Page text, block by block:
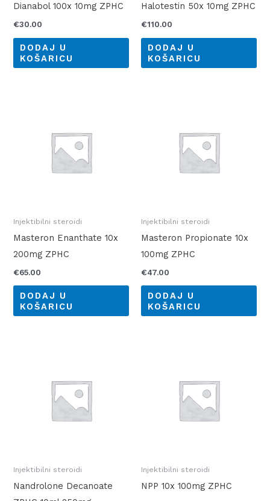
Dianabol 100x 10mg ZPHC
€30.00
DODAJ U
KOŠARICU
Halotestin 50x 10mg ZPHC
€110.00
DODAJ U
KOŠARICU
Injektibilni steroidi
Masteron Enanthate 10x
200mg ZPHC
€65.00
DODAJ U
KOŠARICU
Injektibilni steroidi
Masteron Propionate 10x
100mg ZPHC
€47.00
DODAJ U
KOŠARICU
Injektibilni steroidi
Nandrolone Decanoate
Injektibilni steroidi
NPP 10x 100mg ZPHC